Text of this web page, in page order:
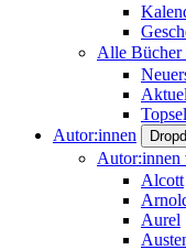
Alle Bücher
Autor:innen
Autor:innen
Alcott
Aurel